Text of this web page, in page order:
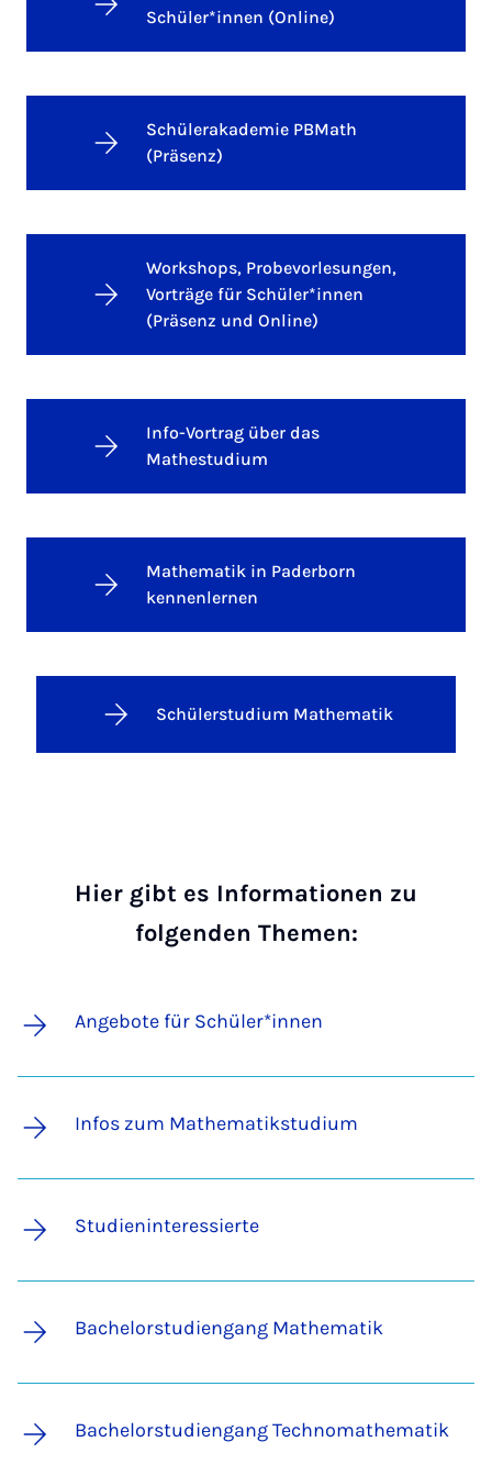
Schüler*innen (Online)
Schülerakademie PBMath
(Präsenz)
Workshops, Probevorlesungen,
Vorträge für Schüler*innen
(Präsenz und Online)
Info-Vortrag über das
Mathestudium
Mathematik in Paderborn
kennenlernen
Schülerstudium Mathematik
Hier gibt es Informationen zu
folgenden Themen:
Angebote für Schüler*innen
Infos zum Mathematikstudium
Studieninteressierte
Bachelorstudiengang Mathematik
Bachelorstudiengang Technomathematik